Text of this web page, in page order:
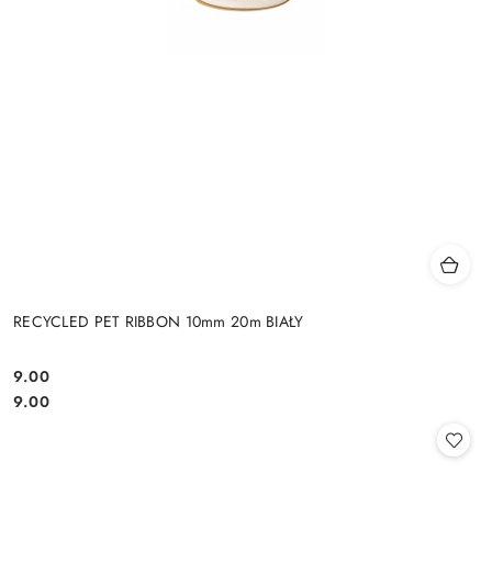
RECYCLED PET RIBBON 10mm 20m BIAŁY
Cena:
9.00
Cena:
9.00